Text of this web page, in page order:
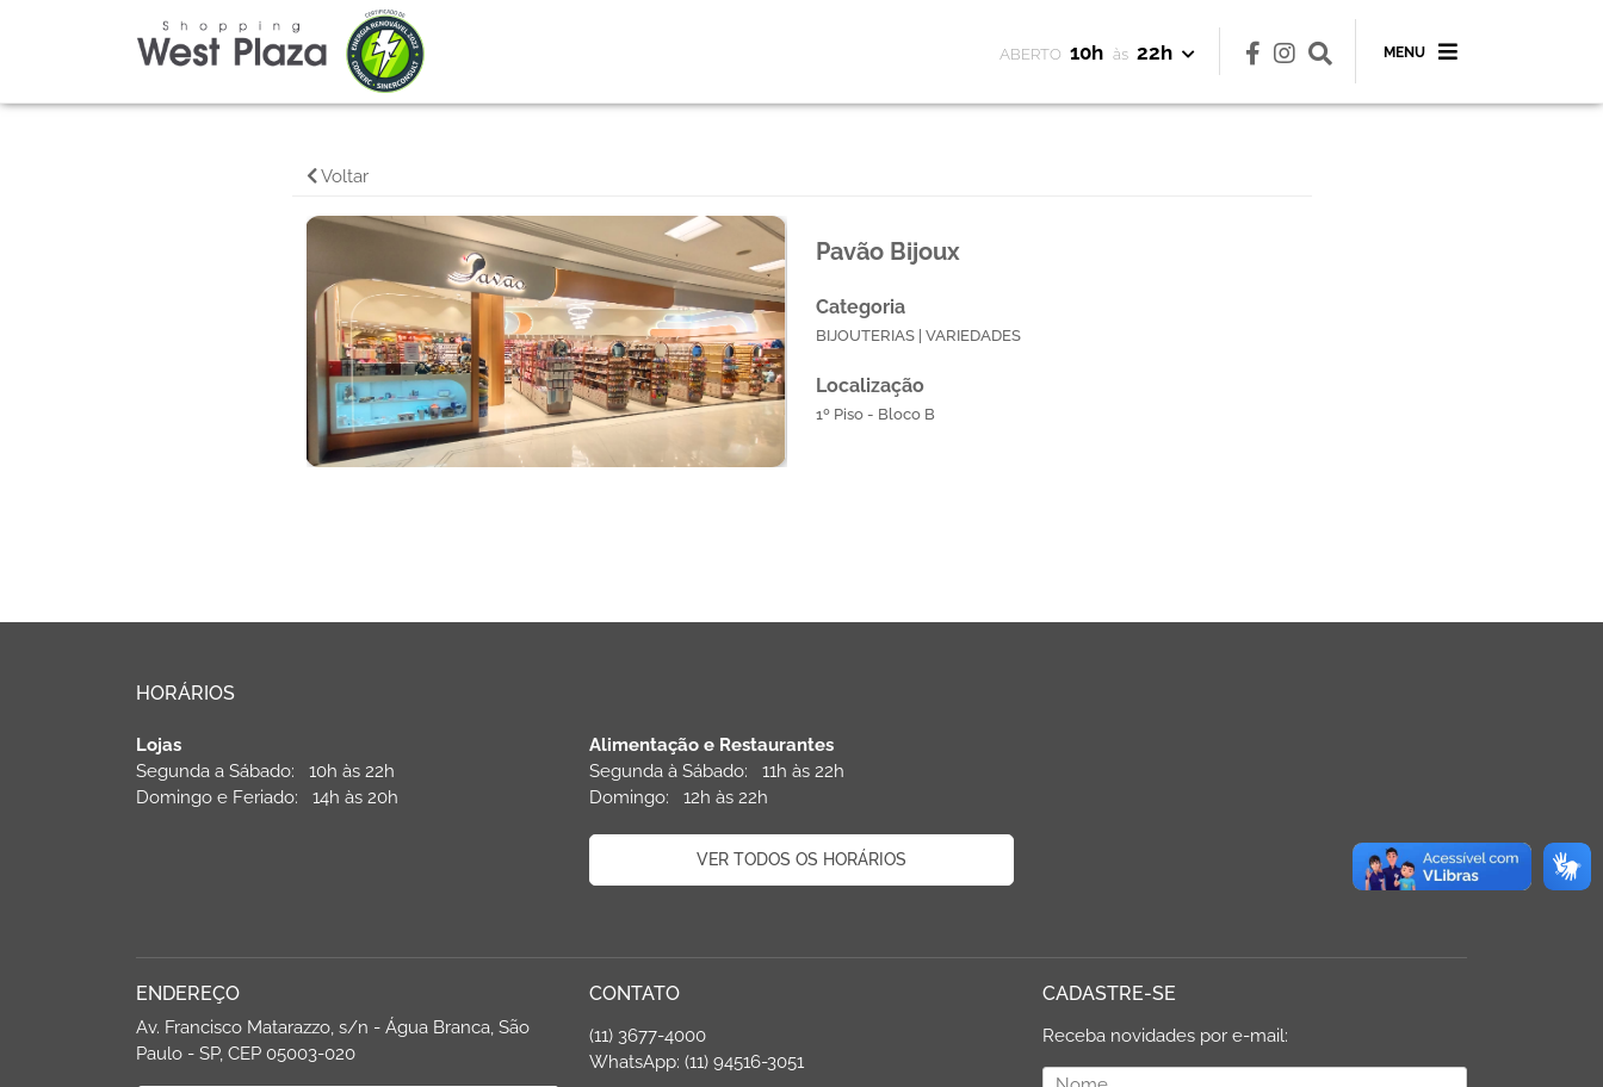
ABERTO 10h às 22h MENU
Voltar
Pavão Bijoux
Categoria
BIJOUTERIAS | VARIEDADES
Localização
1º Piso - Bloco B
HORÁRIOS
Lojas
Segunda a Sábado: 10h às 22h
Domingo e Feriado: 14h às 20h
Alimentação e Restaurantes
Segunda à Sábado: 11h às 22h
Domingo: 12h às 22h
VER TODOS OS HORÁRIOS
ENDEREÇO
Av. Francisco Matarazzo, s/n - Água Branca, São
Paulo - SP, CEP 05003-020
CONTATO
(11) 3677-4000
WhatsApp: (11) 94516-3051
CADASTRE-SE
Receba novidades por e-mail: